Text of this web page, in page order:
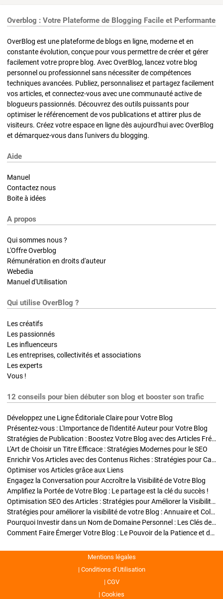
Overblog : Votre Plateforme de Blogging Facile et Performante
OverBlog est une plateforme de blogs en ligne, moderne et en
constante évolution, conçue pour vous permettre de créer et gérer
facilement votre propre blog. Avec OverBlog, lancez votre blog
personnel ou professionnel sans nécessiter de compétences
techniques avancées. Publiez, personnalisez et partagez facilement
vos articles, et connectez-vous avec une communauté active de
blogueurs passionnés. Découvrez des outils puissants pour
optimiser le référencement de vos publications et attirer plus de
visiteurs. Créez votre espace en ligne dès aujourd'hui avec OverBlog
et démarquez-vous dans l'univers du blogging.
Aide
Manuel
Contactez nous
Boite à idées
A propos
Qui sommes nous ?
L'Offre Overblog
Rémunération en droits d'auteur
Webedia
Manuel d'Utilisation
Qui utilise OverBlog ?
Les créatifs
Les passionnés
Les influenceurs
Les entreprises, collectivités et associations
Les experts
Vous !
12 conseils pour bien débuter son blog et booster son trafic
Développez une Ligne Éditoriale Claire pour Votre Blog
Présentez-vous : L'Importance de l'Identité Auteur pour Votre Blog
Stratégies de Publication : Boostez Votre Blog avec des Articles Fréquents et Exclusifs
L'Art de Choisir un Titre Efficace : Stratégies Modernes pour le SEO
Enrichir Vos Articles avec des Contenus Riches : Stratégies pour Captiver et Optimiser
Optimiser vos Articles grâce aux Liens
Engagez la Conversation pour Accroître la Visibilité de Votre Blog
Amplifiez la Portée de Votre Blog : Le partage est la clé du succès !
Optimisation SEO des Articles : Stratégies pour Améliorer la Visibilité de Votre Blog
Stratégies pour améliorer la visibilité de votre Blog : Annuaire et Collaborations
Pourquoi Investir dans un Nom de Domaine Personnel : Les Clés de la Réussite de Votre Blog
Comment Faire Émerger Votre Blog : Le Pouvoir de la Patience et de la Persévérance
Mentions légales
Conditions d’Utilisation
CGV
Cookies